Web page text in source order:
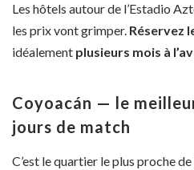
Les hôtels autour de l’Estadio
les prix vont grimper. Réservez
idéalement plusieurs mois à
Coyoacán — le
jours de match
C’est le quartier le plus proche